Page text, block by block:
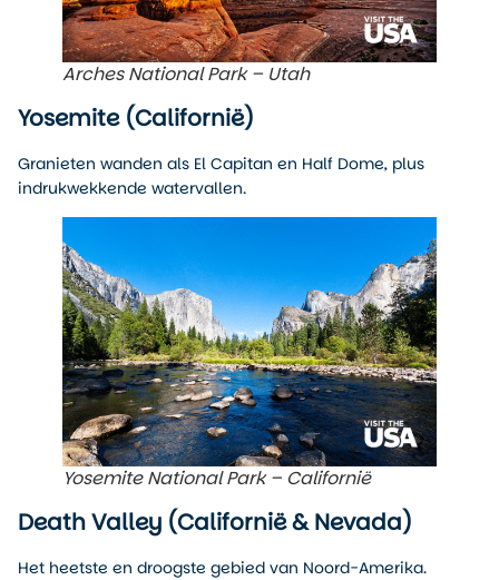
Arches National Park – Utah
Yosemite (Californië)
Granieten wanden als El Capitan en Half Dome, plus
indrukwekkende watervallen.
Yosemite National Park – Californië
Death Valley (Californië & Nevada)
Het heetste en droogste gebied van Noord-Amerika.